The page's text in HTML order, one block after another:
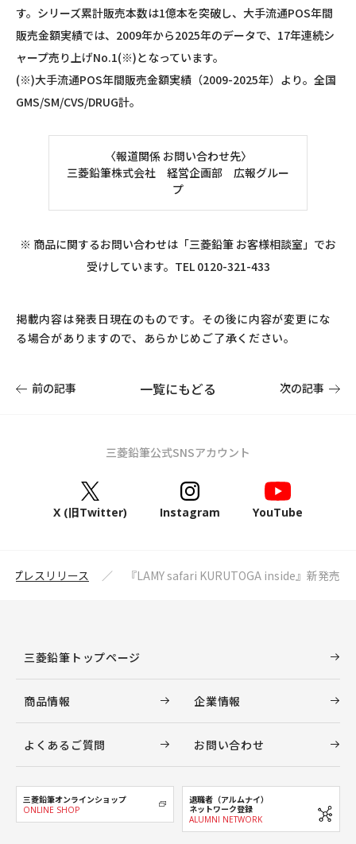
す。シリーズ累計販売本数は1億本を突破し、大手流通POS年間
販売金額実績では、2009年から2025年のデータで、17年連続シ
ャープ売り上げNo.1(※)となっています。
(※)大手流通POS年間販売金額実績（2009-2025年）より。全国
GMS/SM/CVS/DRUG計。
〈報道関係 お問い合わせ先〉
三菱鉛筆株式会社 経営企画部 広報グルー
プ
※ 商品に関するお問い合わせは「三菱鉛筆 お客様相談室」でお
受けしています。TEL 0120-321-433
掲載内容は発表日現在のものです。その後に内容が変更にな
る場合がありますので、あらかじめご了承ください。
前の記事 一覧にもどる 次の記事
三菱鉛筆公式SNSアカウント
X (旧Twitter) Instagram YouTube
プレスリリース 『LAMY safari KURUTOGA inside』新発売
三菱鉛筆トップページ
商品情報 企業情報
よくあるご質問 お問い合わせ
三菱鉛筆オンラインショップ
ONLINE SHOP
退職者（アルムナイ）
ネットワーク登録
ALUMNI NETWORK